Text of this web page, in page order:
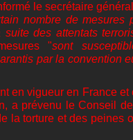
le secrétaire
nombre de mesures
des attentats
"sont
par la convention
en vigueur en France
a prévenu le Conseil
la torture et des peines